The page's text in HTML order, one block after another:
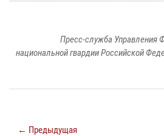
Пресс-служба Управления
национальной гвардии Российской
← Предыдущая